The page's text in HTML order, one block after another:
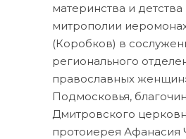
материнства и
митрополии
(Коробков) в
регионального
православных
Подмосковья,
Дмитровского
протоиерея Афанасия